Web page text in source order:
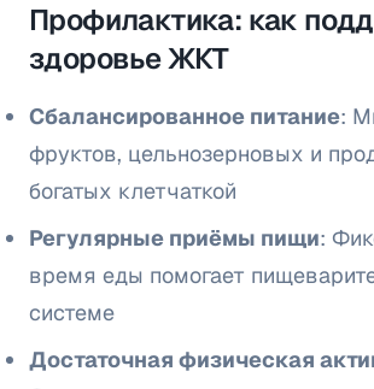
Профилактика: как
здоровье ЖКТ
Сбалансированное питание:
фруктов, цельнозерновых и
богатых клетчаткой
Регулярные приёмы пищи:
время еды помогает
системе
Достаточная физическая